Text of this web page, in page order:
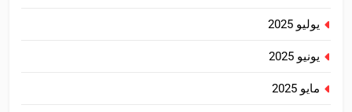
يوليو 2025
يونيو 2025
مايو 2025